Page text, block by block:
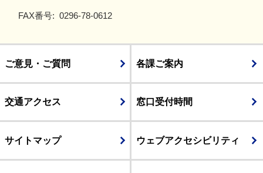
FAX番号: 0296-78-0612
ご意見・ご質問 各課ご案内
交通アクセス 窓口受付時間
サイトマップ ウェブアクセシビリティ